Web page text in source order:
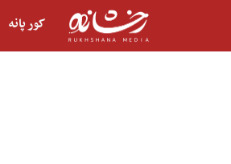
کور پانه